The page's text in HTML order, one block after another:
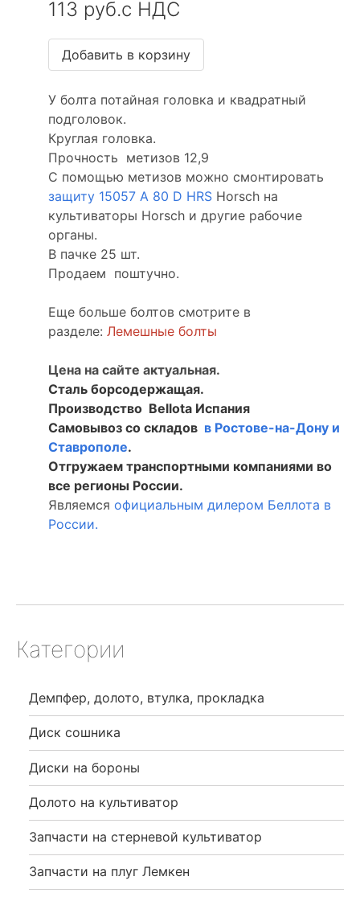
113 руб.с НДС
У болта потайная головка и квадратный
подголовок.
Круглая головка.
Прочность метизов 12,9
С помощью метизов можно смонтировать
защиту 15057 А 80 D HRS Horsсh на
культиваторы Horsсh и другие рабочие
органы.
В пачке 25 шт.
Продаем поштучно.
Еще больше болтов смотрите в
разделе: Лемешные болты
Цена на сайте актуальная.
Сталь борсодержащая.
Производство Bellota Испания
Самовывоз со складов в Ростове-на-Дону и
Ставрополе.
Отгружаем транспортными компаниями во
все регионы России.
Являемся официальным дилером Беллота в
России.
Категории
Демпфер, долото, втулка, прокладка
Диск сошника
Диски на бороны
Долото на культиватор
Запчасти на стерневой культиватор
Запчасти на плуг Лемкен